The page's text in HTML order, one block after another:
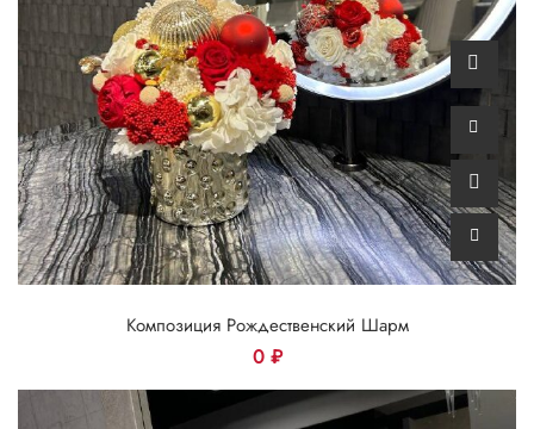
Композиция Рождественский Шарм
0 ₽